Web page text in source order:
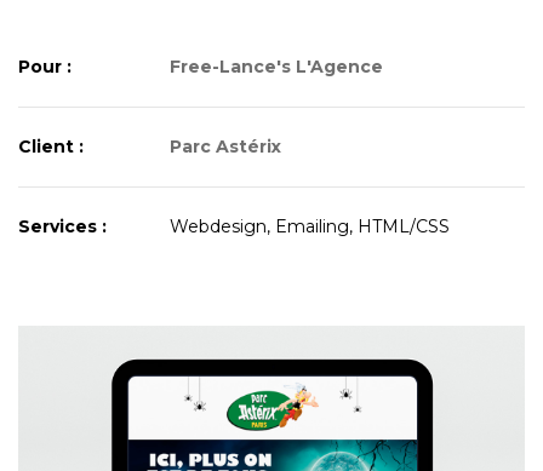
Pour : Free-Lance's L'Agence
Client : Parc Astérix
Services : Webdesign, Emailing, HTML/CSS